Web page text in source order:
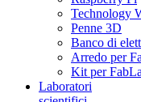
Technology
Penne 3D
Banco di
Arredo per
Kit per
Laboratori